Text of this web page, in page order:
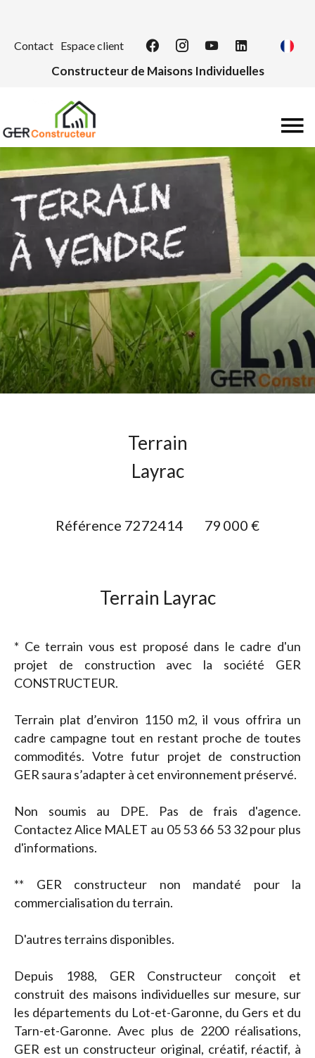
Contact Espace client
Constructeur de Maisons Individuelles
Terrain
Layrac
Référence 7272414 79 000 €
Terrain Layrac
* Ce terrain vous est proposé dans le cadre d'un
projet de construction avec la société GER
CONSTRUCTEUR.
Terrain plat d’environ 1150 m2, il vous offrira un
cadre campagne tout en restant proche de toutes
commodités. Votre futur projet de construction
GER saura s’adapter à cet environnement préservé.
Non soumis au DPE. Pas de frais d'agence.
Contactez Alice MALET au 05 53 66 53 32 pour plus
d'informations.
** GER constructeur non mandaté pour la
commercialisation du terrain.
D'autres terrains disponibles.
Depuis 1988, GER Constructeur conçoit et
construit des maisons individuelles sur mesure, sur
les départements du Lot-et-Garonne, du Gers et du
Tarn-et-Garonne. Avec plus de 2200 réalisations,
GER est un constructeur original, créatif, réactif, à